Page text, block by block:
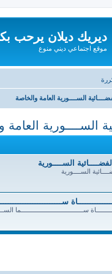
ديريك ديلان يرحب
موقع اجتماعي ديني منوع
الســــورية العامة والخاصة
الســــورية
الســــورية
الســــورية
ســــــــــــــــــــــــــــــــــما